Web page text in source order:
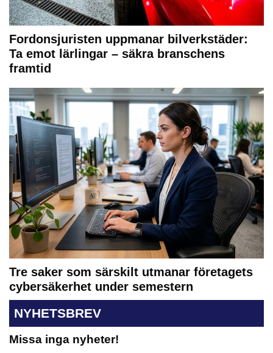
Fordonsjuristen uppmanar bilverkstäder:
Ta emot lärlingar – säkra branschens
framtid
Tre saker som särskilt utmanar företagets
cybersäkerhet under semestern
NYHETSBREV
Missa inga nyheter!